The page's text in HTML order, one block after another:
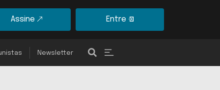
Assine Entre
Newsletter